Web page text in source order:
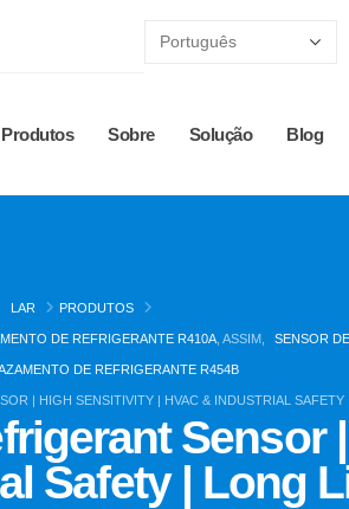
Produtos Sobre Solução Blog
LAR PRODUTOS
DE REFRIGERANTE R410A, ASSIM, SENSOR
DE REFRIGERANTE R454B
| HIGH SENSITIVITY | HVAC & INDUSTRIAL SAFETY
Sensor
Safety | Long